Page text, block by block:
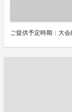
ご提供予定時期：大